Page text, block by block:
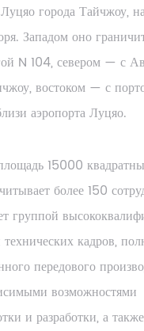
города Тайчжоу,
Западом оно
N 104, севером — с
востоком — с
аэропорта Луцяо.
15000
более 150
группой
кадров,
передового
возможностями
и разработки, а